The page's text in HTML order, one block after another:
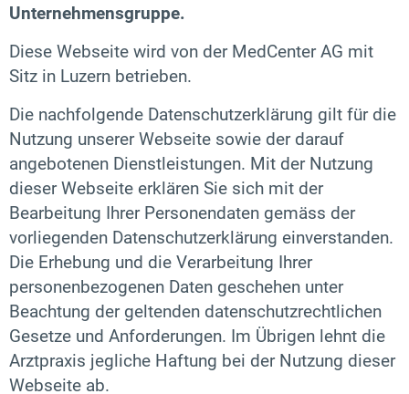
Unternehmensgruppe.
Diese Webseite wird von der MedCenter AG mit
Sitz in Luzern betrieben.
Die nachfolgende Datenschutzerklärung gilt für die
Nutzung unserer Webseite sowie der darauf
angebotenen Dienstleistungen. Mit der Nutzung
dieser Webseite erklären Sie sich mit der
Bearbeitung Ihrer Personendaten gemäss der
vorliegenden Datenschutzerklärung einverstanden.
Die Erhebung und die Verarbeitung Ihrer
personenbezogenen Daten geschehen unter
Beachtung der geltenden datenschutzrechtlichen
Gesetze und Anforderungen. Im Übrigen lehnt die
Arztpraxis jegliche Haftung bei der Nutzung dieser
Webseite ab.